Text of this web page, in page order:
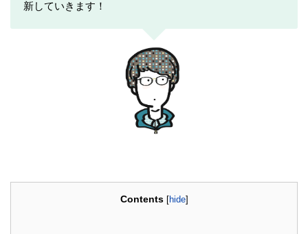
新していきます！
Contents [hide]